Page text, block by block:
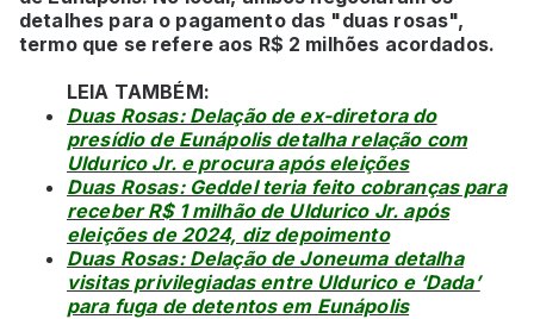
detalhes para o pagamento das "duas rosas",
termo que se refere aos R$ 2 milhões acordados.
LEIA TAMBÉM:
Duas Rosas: Delação de ex-diretora do
presídio de Eunápolis detalha relação com
Uldurico Jr. e procura após eleições
Duas Rosas: Geddel teria feito cobranças para
receber R$ 1 milhão de Uldurico Jr. após
eleições de 2024, diz depoimento
Duas Rosas: Delação de Joneuma detalha
visitas privilegiadas entre Uldurico e ‘Dada’
para fuga de detentos em Eunápolis